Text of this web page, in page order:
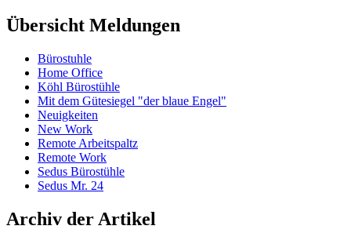
Übersicht Meldungen
Bürostuhle
Home Office
Köhl Bürostühle
Mit dem Gütesiegel "der blaue Engel"
Neuigkeiten
New Work
Remote Arbeitspaltz
Remote Work
Sedus Bürostühle
Sedus Mr. 24
Archiv der Artikel